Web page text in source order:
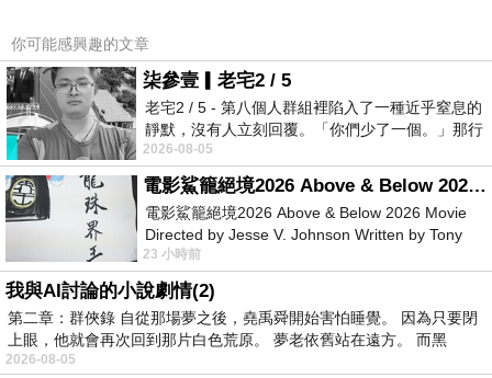
⊕◆連年蟬聯百貨專櫃銷售NO.1
◆限量加大版超值下殺中
情人節禮物盒
你可能感興趣的文章
柒參壹▎老宅2 / 5
老宅2 / 5 - 第八個人群組裡陷入了一種近乎窒息的
靜默，沒有人立刻回覆。「你們少了一個。」那行
字像一顆冰冷的鐵釘，硬生生刺進螢
2026-08-05
電影鯊籠絕境2026 Above & Below 2026 Movie
電影鯊籠絕境2026 Above & Below 2026 Movie
Directed by Jesse V. Johnson Written by Tony
Giordano Starring Laura Maran
23 小時前
我與AI討論的小說劇情(2)
第二章：群俠錄 自從那場夢之後，堯禹舜開始害怕睡覺。 因為只要閉
上眼，他就會再次回到那片白色荒原。 夢老依舊站在遠方。 而黑
2026-08-05